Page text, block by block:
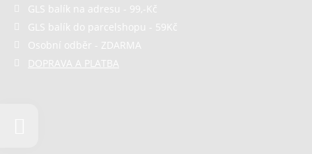
GLS balík na adresu - 99,-Kč
GLS balík do parcelshopu - 59Kč
Osobní odběr - ZDARMA
DOPRAVA A PLATBA